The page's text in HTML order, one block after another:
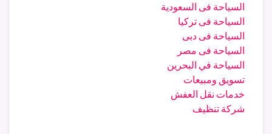
السياحة فى السعودية
السياحة فى تركيا
السياحة فى دبى
السياحة فى مصر
السياحة في البحرين
تسويق ومبيعات
خدمات نقل العفش
شركة تنظيف